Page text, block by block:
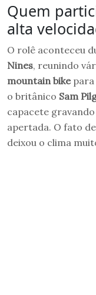
Quem
alta
O rolê aconteceu
Nines, reunindo
mountain bikepara
o britânico Sam
capacete
apertada. O fato
deixou o clima